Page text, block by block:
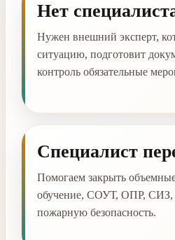
Нет
Нужен внешний эксперт,
ситуацию, подготовит
контроль обязательные
Специалист
Помогаем закрыть
обучение, СОУТ, ОПР, СИЗ,
пожарную безопасность.